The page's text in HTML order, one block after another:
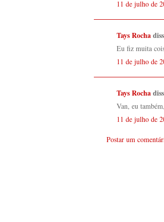
11 de julho de
Tays Rocha
Eu fiz muita
11 de julho de
Tays Rocha
Van, eu
11 de julho de
Postar um